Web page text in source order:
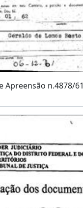
Apreensão n.4878/61